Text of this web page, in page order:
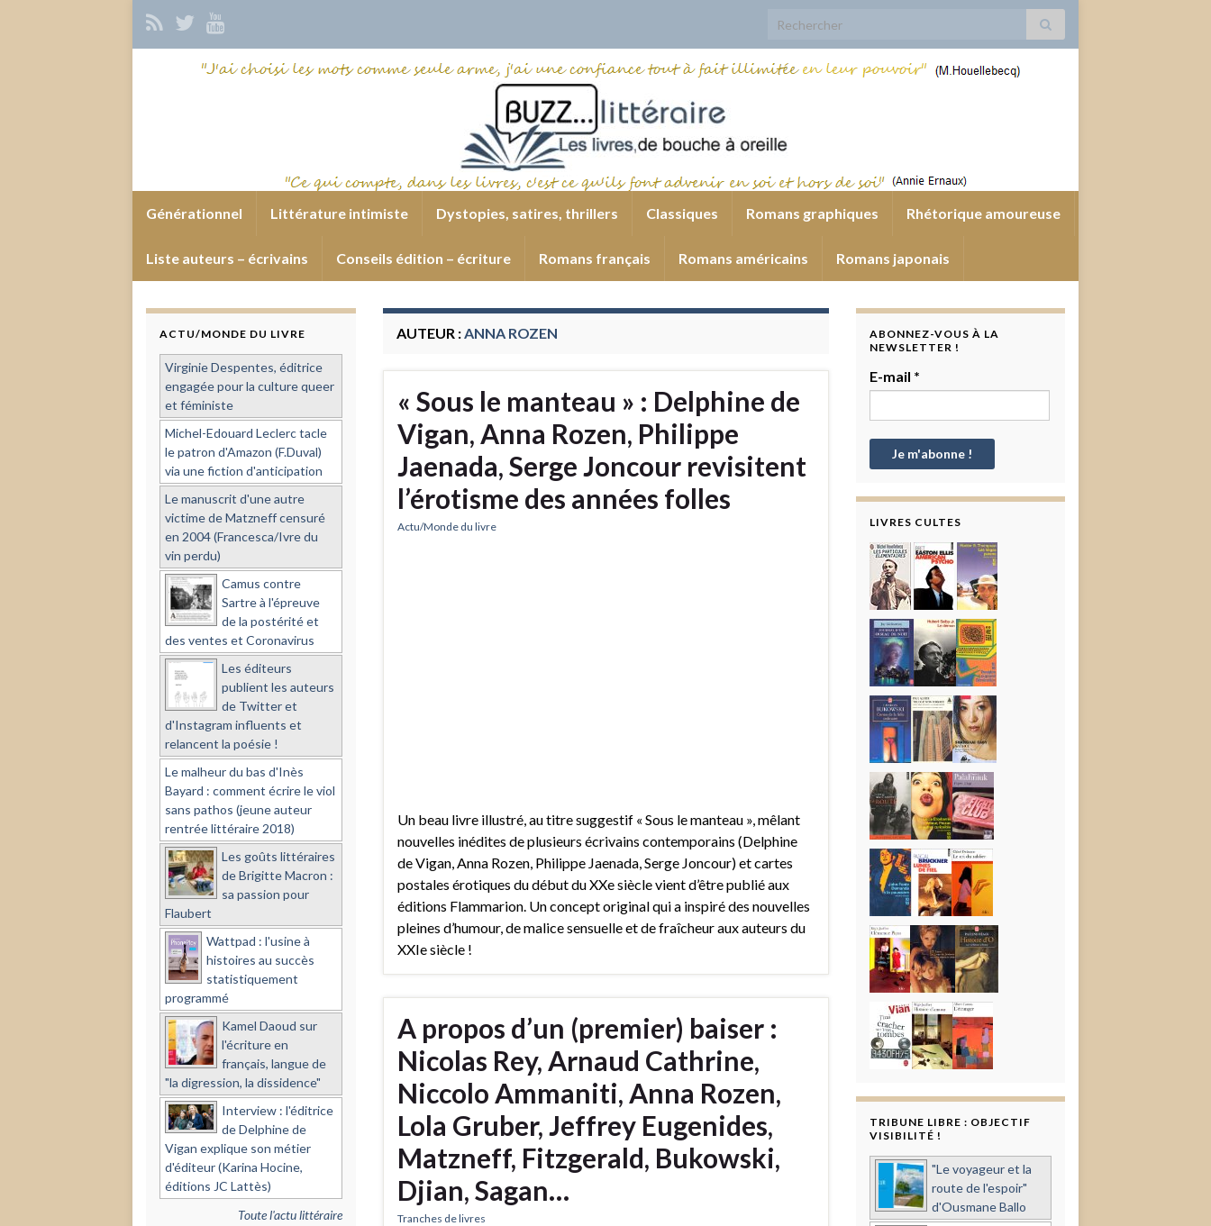
Search for:
Générationnel Littérature intimiste Dystopies, satires, thrillers Classiques Romans graphiques Rhétorique amoureuse
Liste auteurs – écrivains Conseils édition – écriture Romans français Romans américains Romans japonais
AUTEUR :ANNA ROZEN
« Sous le manteau » : Delphine de
Vigan, Anna Rozen, Philippe
Jaenada, Serge Joncour revisitent
l’érotisme des années folles
Actu/Monde du livre
Un beau livre illustré, au titre suggestif « Sous le manteau », mêlant
nouvelles inédites de plusieurs écrivains contemporains (Delphine
de Vigan, Anna Rozen, Philippe Jaenada, Serge Joncour) et cartes
postales érotiques du début du XXe siècle vient d’être publié aux
éditions Flammarion. Un concept original qui a inspiré des nouvelles
pleines d’humour, de malice sensuelle et de fraîcheur aux auteurs du
XXIe siècle !
A propos d’un (premier) baiser :
Nicolas Rey, Arnaud Cathrine,
Niccolo Ammaniti, Anna Rozen,
Lola Gruber, Jeffrey Eugenides,
Matzneff, Fitzgerald, Bukowski,
Djian, Sagan…
Tranches de livres
ACTU/MONDE DU LIVRE
Virginie Despentes, éditrice
engagée pour la culture queer
et féministe
Michel-Edouard Leclerc tacle
le patron d'Amazon (F.Duval)
via une fiction d'anticipation
Le manuscrit d'une autre
victime de Matzneff censuré
en 2004 (Francesca/Ivre du
vin perdu)
Camus contre
Sartre à l'épreuve
de la postérité et
des ventes et Coronavirus
Les éditeurs
publient les auteurs
de Twitter et
d'Instagram influents et
relancent la poésie !
Le malheur du bas d'Inès
Bayard : comment écrire le viol
sans pathos (jeune auteur
rentrée littéraire 2018)
Les goûts littéraires
de Brigitte Macron :
sa passion pour
Flaubert
Wattpad : l'usine à
histoires au succès
statistiquement
programmé
Kamel Daoud sur
l'écriture en
français, langue de
"la digression, la dissidence"
Interview : l'éditrice
de Delphine de
Vigan explique son métier
d'éditeur (Karina Hocine,
éditions JC Lattès)
Toute l'actu littéraire
ABONNEZ-VOUS À LA
NEWSLETTER !
E-mail *
LIVRES CULTES
TRIBUNE LIBRE : OBJECTIF
VISIBILITÉ !
"Le voyageur et la
route de l'espoir"
d'Ousmane Ballo